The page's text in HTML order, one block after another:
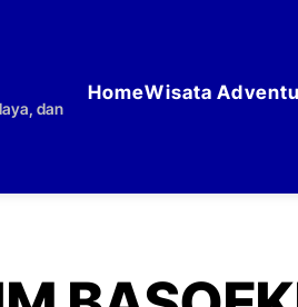
dan
HomeWisata